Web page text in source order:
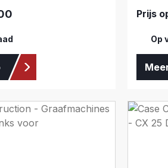
Prijs
Op